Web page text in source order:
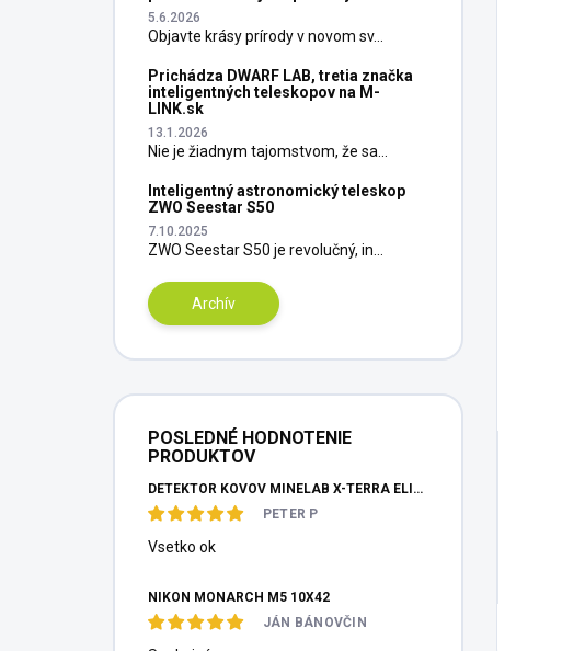
5.6.2026
Objavte krásy prírody v novom sv...
Prichádza DWARF LAB, tretia značka
inteligentných teleskopov na M-
LINK.sk
13.1.2026
Nie je žiadnym tajomstvom, že sa...
Inteligentný astronomický teleskop
ZWO Seestar S50
7.10.2025
ZWO Seestar S50 je revolučný, in...
Archív
POSLEDNÉ HODNOTENIE
PRODUKTOV
DETEKTOR KOVOV MINELAB X-TERRA ELITE PINPOITER SET
PETER P
Vsetko ok
NIKON MONARCH M5 10X42
JÁN BÁNOVČIN